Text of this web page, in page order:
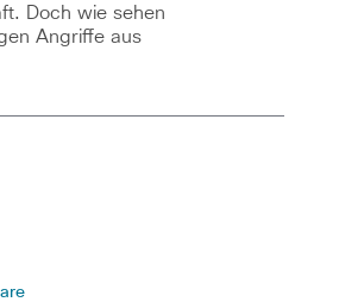
Doch wie sehen
Angriffe aus